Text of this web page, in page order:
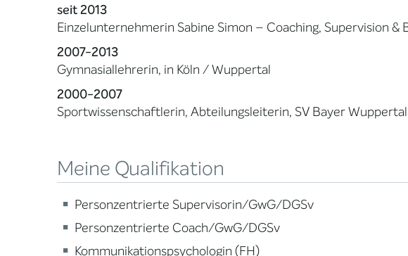
seit 2013
Einzelunternehmerin Sabine Simon – Coaching, Supervision &
2007-2013
Gymnasiallehrerin, in Köln / Wuppertal
2000-2007
Sportwissenschaftlerin, Abteilungsleiterin, SV Bayer Wuppertal
Meine Qualifikation
Personzentrierte Supervisorin/GwG/DGSv
Personzentrierte Coach/GwG/DGSv
Kommunikationspsychologin (FH)